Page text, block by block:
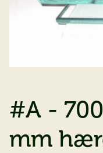
#A -
mm